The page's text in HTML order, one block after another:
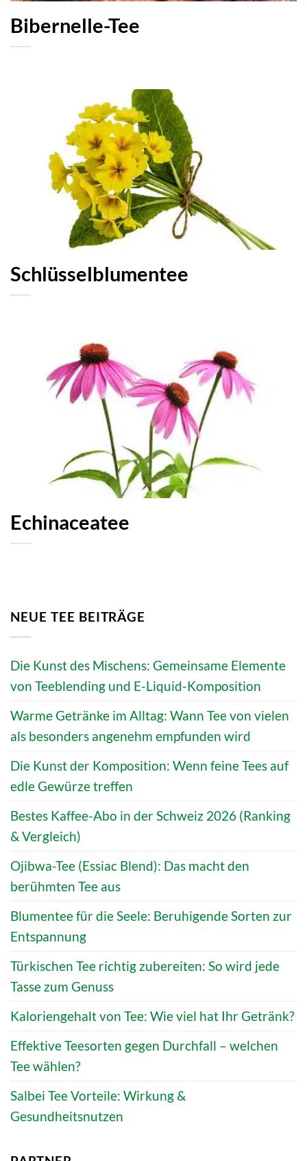
Bibernelle-Tee
Schlüsselblumentee
Echinaceatee
NEUE TEE BEITRÄGE
Die Kunst des Mischens: Gemeinsame Elemente
von Teeblending und E-Liquid-Komposition
Warme Getränke im Alltag: Wann Tee von vielen
als besonders angenehm empfunden wird
Die Kunst der Komposition: Wenn feine Tees auf
edle Gewürze treffen
Bestes Kaffee-Abo in der Schweiz 2026 (Ranking
& Vergleich)
Ojibwa-Tee (Essiac Blend): Das macht den
berühmten Tee aus
Blumentee für die Seele: Beruhigende Sorten zur
Entspannung
Türkischen Tee richtig zubereiten: So wird jede
Tasse zum Genuss
Kaloriengehalt von Tee: Wie viel hat Ihr Getränk?
Effektive Teesorten gegen Durchfall – welchen
Tee wählen?
Salbei Tee Vorteile: Wirkung &
Gesundheitsnutzen